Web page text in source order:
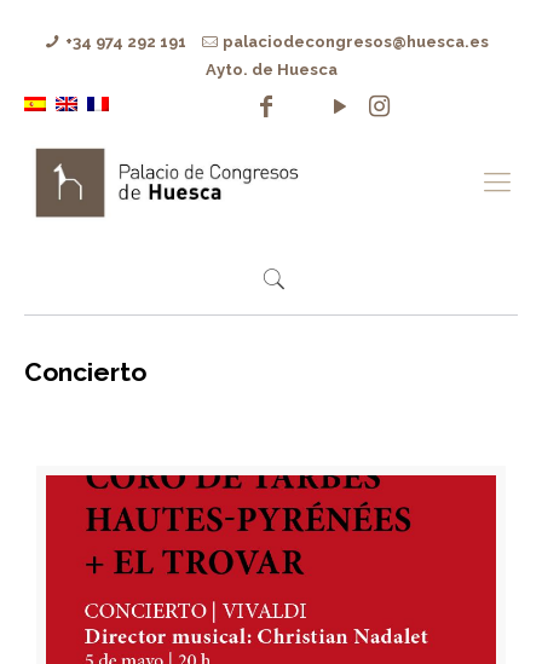
+34 974 292 191
palaciodecongresos@huesca.es
Ayto. de Huesca
Concierto